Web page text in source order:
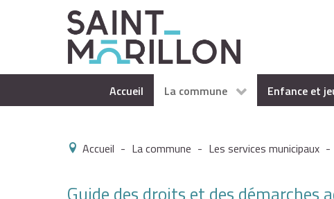
Accueil La commune Enfance et
Accueil - La commune - Les services municipaux -